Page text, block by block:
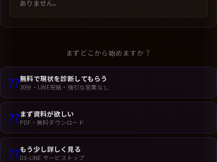
ありません。
まずどこから始めますか？
??無料で現状を診断してもらう
30分・LINE完結・強引な営業なし
??まず資料が欲しい
PDF・無料ダウンロード
??もう少し詳しく見る
DX-LINE サービストップ